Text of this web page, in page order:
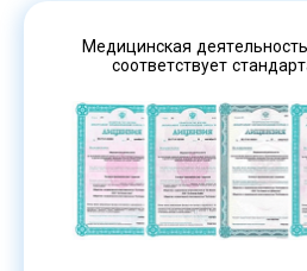
Медицинская
соответствует